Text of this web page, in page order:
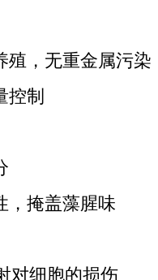
殖，无重金属污
控制
，掩盖藻腥味
对细胞的损伤